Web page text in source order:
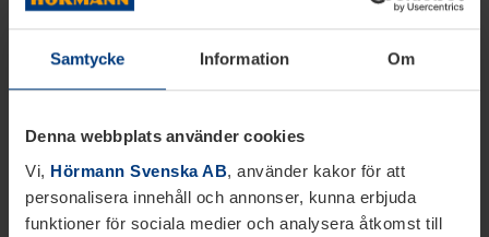
Samtycke Information Om
Denna webbplats använder cookies
Vi, Hörmann Svenska AB, använder kakor för att
personalisera innehåll och annonser, kunna erbjuda
funktioner för sociala medier och analysera åtkomst till